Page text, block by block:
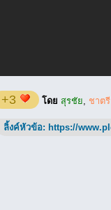
+3 โดย สุรชัย, ชาตรี
ลิ้งค์หัวข้อ: https://